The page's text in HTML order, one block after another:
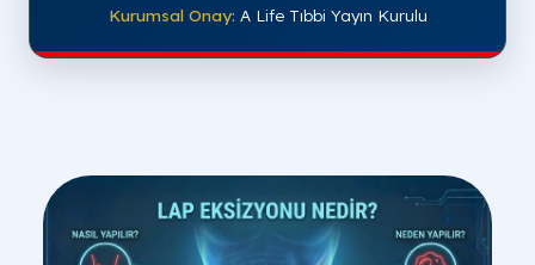
Kurumsal Onay: A Life Tıbbi Yayın Kurulu